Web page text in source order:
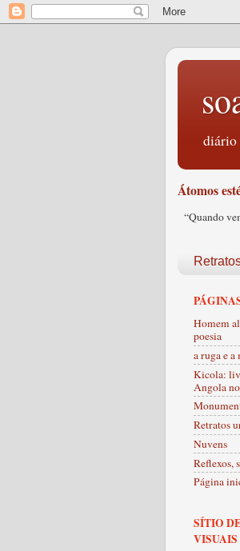
diário
Átomos
“Quando
Homem
poesia
a ruga e a
Kicola:
Angola
Retratos
Nuvens
Reflexos,
Página
SÍTIO
VISUAIS